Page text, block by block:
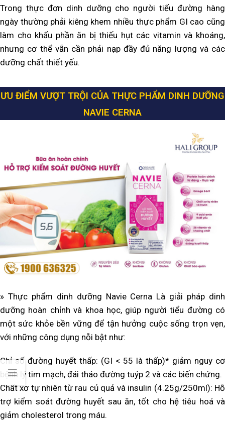
Trong thực đơn dinh dưỡng cho người tiểu đường hàng
ngày thường phải kiêng khem nhiều thực phẩm GI cao cũng
làm cho khẩu phần ăn bị thiếu hụt các vitamin và khoáng,
nhưng cơ thể vẫn cần phải nạp đầy đủ năng lượng và các
dưỡng chất thiết yếu.
ƯU ĐIỂM VƯỢT TRỘI CỦA THỰC PHẨM DINH DƯỠNG
NAVIE CERNA
» Thực phẩm dinh dưỡng Navie Cerna Là giải pháp dinh
dưỡng hoàn chỉnh và khoa học, giúp người tiểu đường có
một sức khỏe bền vững để tận hưởng cuộc sống trọn vẹn,
với những công dụng nỗi bật như:
Chỉ số đường huyết thấp: (GI < 55 là thấp)* giảm nguy cơ
bệnh lý tim mạch, đái tháo đường tuýp 2 và các biến chứng.
Chất xơ tự nhiên từ rau củ quả và insulin (4.25g/250ml): Hỗ
trợ kiểm soát đường huyết sau ăn, tốt cho hệ tiêu hoá và
giảm cholesterol trong máu.